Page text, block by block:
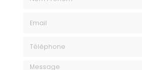
Message